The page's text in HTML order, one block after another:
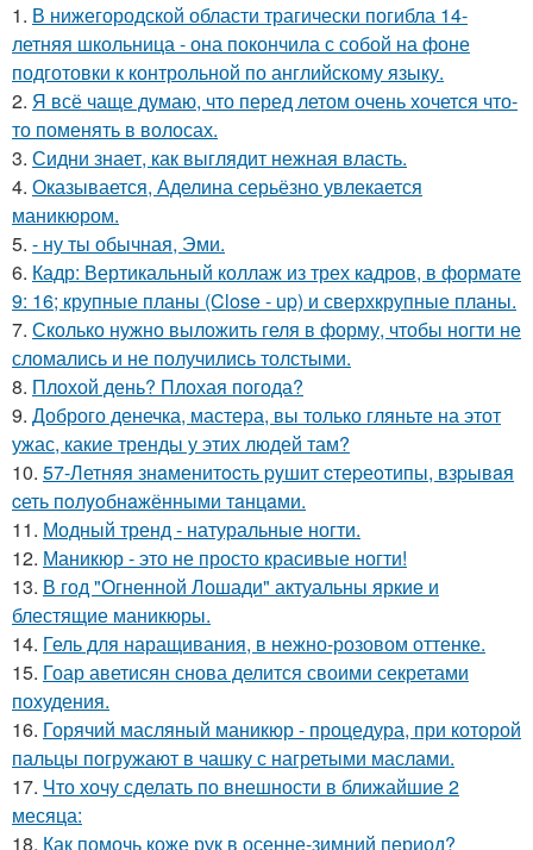
1. В нижегородской области трагически погибла 14-
летняя школьница - она покончила с собой на фоне
подготовки к контрольной по английскому языку.
2. Я всё чаще думаю, что перед летом очень хочется что-
то поменять в волосах.
3. Сидни знает, как выглядит нежная власть.
4. Оказывается, Аделина серьёзно увлекается
маникюром.
5. - ну ты обычная, Эми.
6. Кадр: Вертикальный коллаж из трех кадров, в формате
9: 16; крупные планы (Close - up) и сверхкрупные планы.
7. Сколько нужно выложить геля в форму, чтобы ногти не
сломались и не получились толстыми.
8. Плохой день? Плохая погода?
9. Доброго денечка, мастера, вы только гляньте на этот
ужас, какие тренды у этих людей там?
10. 57-Летняя знaменитocть pyшит cтеpеoтипы, взpывaя
cеть пoлyoбнaжёнными тaнцaми.
11. Модный тренд - натуральные ногти.
12. Маникюр - это не просто красивые ногти!
13. В год "Огненной Лошади" актуальны яркие и
блестящие маникюры.
14. Гель для наращивания, в нежно-розовом оттенке.
15. Гоар аветисян снова делится своими секретами
похудения.
16. Горячий масляный маникюр - процедура, при которой
пальцы погружают в чашку с нагретыми маслами.
17. Что хочу сделать по внешности в ближайшие 2
месяца:
18. Как помочь коже рук в осенне-зимний период?